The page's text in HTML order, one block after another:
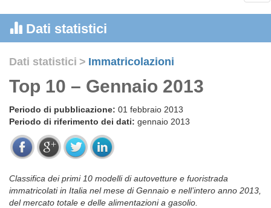
Dati statistici
Dati statistici > Immatricolazioni
Top 10 – Gennaio 2013
Periodo di pubblicazione: 01 febbraio 2013
Periodo di riferimento dei dati: gennaio 2013
Classifica dei primi 10 modelli di autovetture e fuoristrada
immatricolati in Italia nel mese di Gennaio e nell’intero anno 2013,
del mercato totale e delle alimentazioni a gasolio.